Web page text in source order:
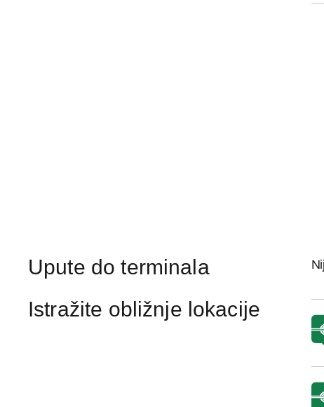
Upute do terminala
Istražite obližnje lokacije